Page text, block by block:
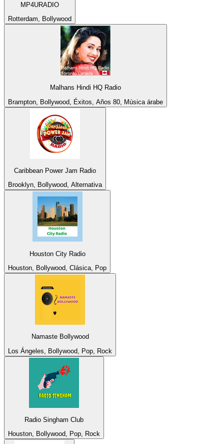
MP4URADIO
Rotterdam, Bollywood
Malhans Hindi HQ Radio
Brampton, Bollywood, Éxitos, Años 80, Música árabe
Caribbean Power Jam Radio
Brooklyn, Bollywood, Alternativa
Houston City Radio
Houston, Bollywood, Clásica, Pop
Namaste Bollywood
Los Ángeles, Bollywood, Pop, Rock
Radio Singham Club
Houston, Bollywood, Pop, Rock